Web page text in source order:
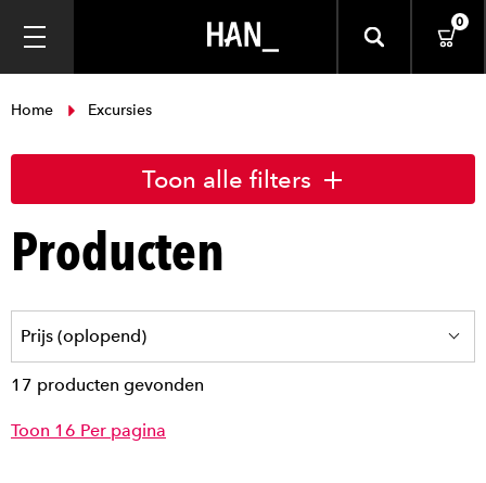
0
Home Excursies
Toon alle filters
Producten
17 producten gevonden
Toon 16 Per pagina